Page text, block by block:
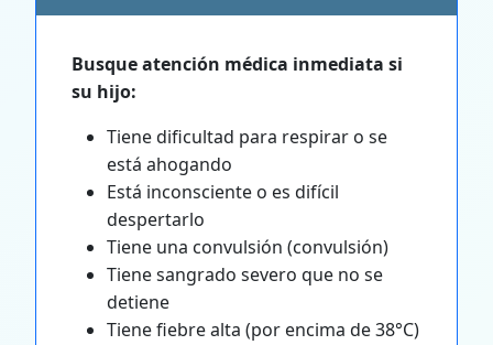
Busque atención médica inmediata si
su hijo:
Tiene dificultad para respirar o se
está ahogando
Está inconsciente o es difícil
despertarlo
Tiene una convulsión (convulsión)
Tiene sangrado severo que no se
detiene
Tiene fiebre alta (por encima de 38°C)